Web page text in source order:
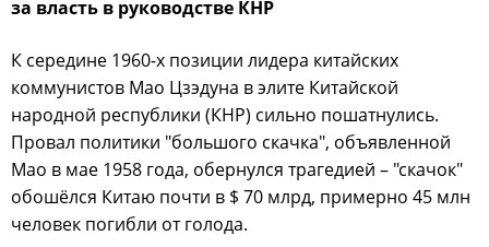
за власть в руководстве КНР
К середине 1960-х позиции лидера китайских
коммунистов Мао Цзэдуна в элите Китайской
народной республики (КНР) сильно пошатнулись.
Провал политики "большого скачка", объявленной
Мао в мае 1958 года, обернулся трагедией – "скачок"
обошёлся Китаю почти в $ 70 млрд, примерно 45 млн
человек погибли от голода.